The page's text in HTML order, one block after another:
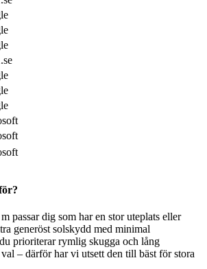
passar dig som har en stor uteplats eller
generöst solskydd med minimal
prioriterar rymlig skugga och lång
– därför har vi utsett den till bäst för stora